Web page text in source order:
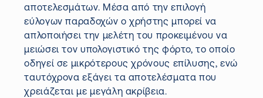
αποτελεσμάτων. Μέσα από την επιλογή
εύλογων παραδοχών ο χρήστης μπορεί να
απλοποιήσει την μελέτη του προκειμένου να
μειώσει τον υπολογιστικό της φόρτο, το οποίο
οδηγεί σε μικρότερους χρόνους επίλυσης, ενώ
ταυτόχρονα εξάγει τα αποτελέσματα που
χρειάζεται με μεγάλη ακρίβεια.